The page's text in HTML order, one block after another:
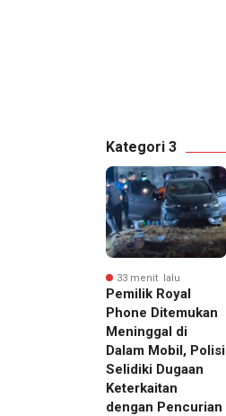
Kategori 3
33 menit lalu
Pemilik Royal
Phone Ditemukan
Meninggal di
Dalam Mobil, Polisi
Selidiki Dugaan
Keterkaitan
dengan Pencurian